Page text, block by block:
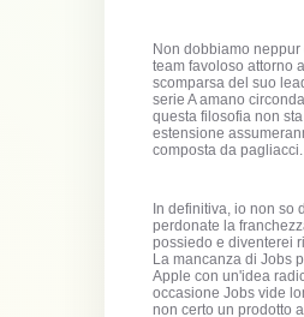
Non dobbiamo
team favoloso attorno
scomparsa del suo
serie A amano
questa filosofia non
estensione
composta da
In definitiva, io non so
perdonate la
possiedo e diventerei
La mancanza di Jobs
Apple con un'idea
occasione Jobs vide
non certo un prodotto